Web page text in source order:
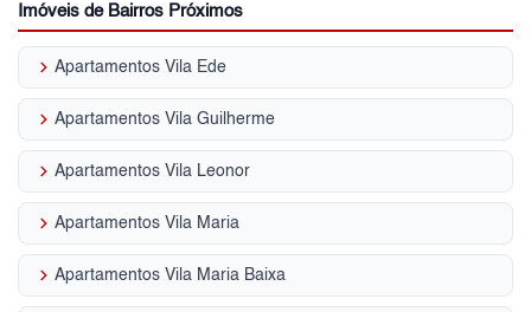
Imóveis de Bairros Próximos
keyboard_arrow_right Apartamentos Vila Ede
keyboard_arrow_right Apartamentos Vila Guilherme
keyboard_arrow_right Apartamentos Vila Leonor
keyboard_arrow_right Apartamentos Vila Maria
keyboard_arrow_right Apartamentos Vila Maria Baixa